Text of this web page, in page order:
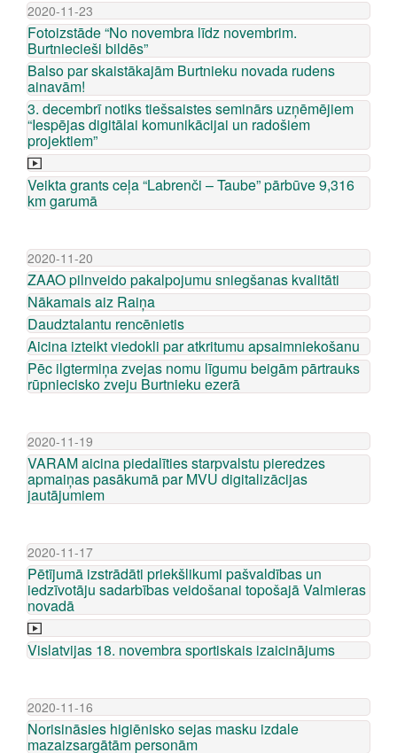
2020-11-23
Fotoizstāde “No novembra līdz novembrim.
Burtniecieši bildēs”
Balso par skaistākajām Burtnieku novada rudens
ainavām!
3. decembrī notiks tiešsaistes seminārs uzņēmējiem
“Iespējas digitālai komunikācijai un radošiem
projektiem”
Veikta grants ceļa “Labrenči – Taube” pārbūve 9,316
km garumā
2020-11-20
ZAAO pilnveido pakalpojumu sniegšanas kvalitāti
Nākamais aiz Raiņa
Daudztalantu rencēnietis
Aicina izteikt viedokli par atkritumu apsaimniekošanu
Pēc ilgtermiņa zvejas nomu līgumu beigām pārtrauks
rūpniecisko zveju Burtnieku ezerā
2020-11-19
VARAM aicina piedalīties starpvalstu pieredzes
apmaiņas pasākumā par MVU digitalizācijas
jautājumiem
2020-11-17
Pētījumā izstrādāti priekšlikumi pašvaldības un
iedzīvotāju sadarbības veidošanai topošajā Valmieras
novadā
Vislatvijas 18. novembra sportiskais izaicinājums
2020-11-16
Norisināsies higiēnisko sejas masku izdale
mazaizsargātām personām